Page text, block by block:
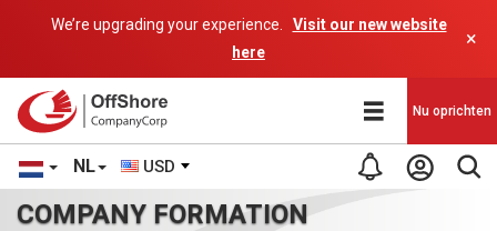
We’re upgrading your experience.
Visit our new website
here
×
NL USD
Nu oprichten
COMPANY FORMATION